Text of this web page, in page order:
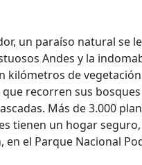
un paraíso natural se
Andes y la
kilómetros de
recorren sus
Más de 3.000
tienen un hogar
en el Parque Nacional